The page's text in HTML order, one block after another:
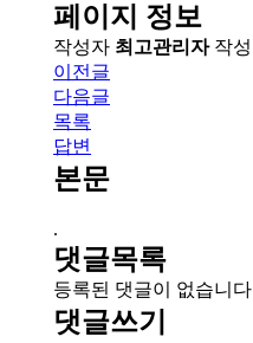
페이지 정보
작성자 최고관리자 작
이전글
다음글
목록
답변
본문
.
댓글목록
등록된 댓글이 없습니
댓글쓰기